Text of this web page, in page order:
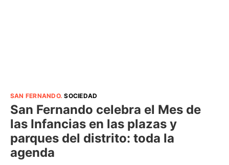
SAN FERNANDO.SOCIEDAD
San Fernando celebra el Mes de
las Infancias en las plazas y
parques del distrito: toda la
agenda